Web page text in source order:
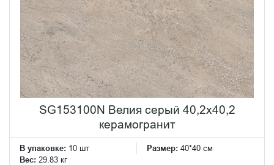
SG153100N Велия серый 40,2x40,2
керамогранит
В упаковке: 10 шт Размер: 40*40 см
Вес: 29.83 кг